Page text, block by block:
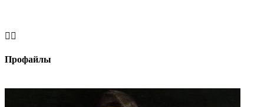
 
Профайлы